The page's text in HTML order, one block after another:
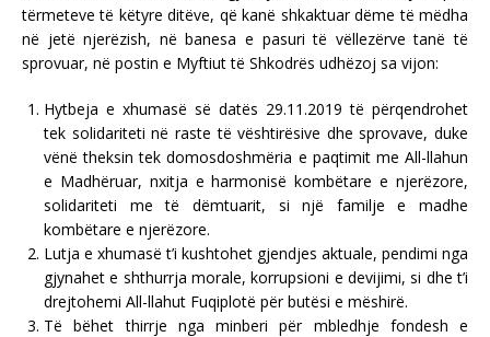
tërmeteve të këtyre ditëve, që kanë shkaktuar dëme të mëdha
në jetë njerëzish, në banesa e pasuri të vëllezërve tanë të
sprovuar, në postin e Myftiut të Shkodrës udhëzoj sa vijon:
Hytbeja e xhumasë së datës 29.11.2019 të përqendrohet
tek solidariteti në raste të vështirësive dhe sprovave, duke
vënë theksin tek domosdoshmëria e paqtimit me All-llahun
e Madhëruar, nxitja e harmonisë kombëtare e njerëzore,
solidariteti me të dëmtuarit, si një familje e madhe
kombëtare e njerëzore.
Lutja e xhumasë t’i kushtohet gjendjes aktuale, pendimi nga
gjynahet e shthurrja morale, korrupsioni e devijimi, si dhe t’i
drejtohemi All-llahut Fuqiplotë për butësi e mëshirë.
Të bëhet thirrje nga minberi për mbledhje fondesh e